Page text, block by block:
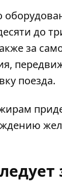
до
за
поезда.